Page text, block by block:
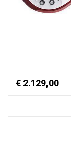
€ 2.129,00